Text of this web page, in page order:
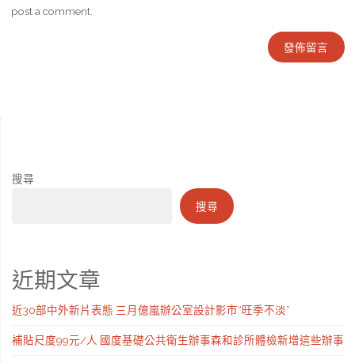
post a comment.
搜尋
搜尋
近期文章
近30部中外新片表態 三月億嵐辦公室設計影市“旺季不淡”
補貼尺度99元/人 國度基礎公共衛生辦事森和診所體檢新增這些辦事